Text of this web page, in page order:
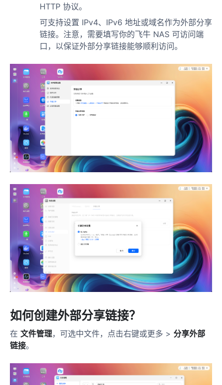
HTTP 协议。
可支持设置 IPv4、IPv6 地址或域名作为外部分享
链接。注意，需要填写你的飞牛 NAS 可访问端
口，以保证外部分享链接能够顺利访问。
如何创建外部分享链接？
在 文件管理，可选中文件，点击右键或更多 > 分享外部
链接。